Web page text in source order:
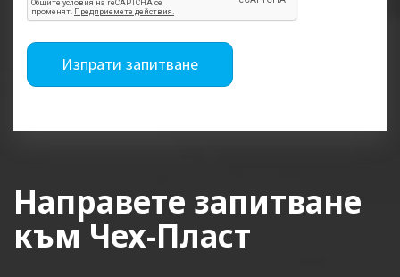
Изпрати запитване
Направете запитване
към Чех-Пласт